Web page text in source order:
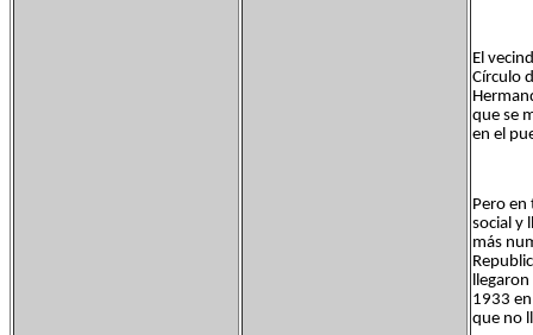
El
Círculo
que se
en el
Pero en
social y
más
llegaron
1933
que no